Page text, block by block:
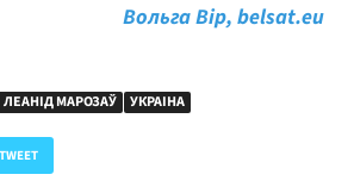
Вольга Вір, belsat.eu
ЛЕАНІД МАРОЗАЎ УКРАІНА
TWEET